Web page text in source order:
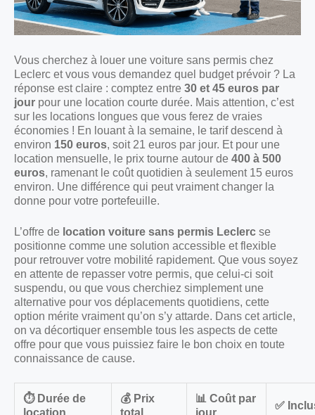
Vous cherchez à louer une voiture sans permis chez
Leclerc et vous vous demandez quel budget prévoir ? La
réponse est claire : comptez entre 30 et 45 euros par
jour pour une location courte durée. Mais attention, c’est
sur les locations longues que vous ferez de vraies
économies ! En louant à la semaine, le tarif descend à
environ 150 euros, soit 21 euros par jour. Et pour une
location mensuelle, le prix tourne autour de 400 à 500
euros, ramenant le coût quotidien à seulement 15 euros
environ. Une différence qui peut vraiment changer la
donne pour votre portefeuille.
L’offre de location voiture sans permis Leclerc se
positionne comme une solution accessible et flexible
pour retrouver votre mobilité rapidement. Que vous soyez
en attente de repasser votre permis, que celui-ci soit
suspendu, ou que vous cherchiez simplement une
alternative pour vos déplacements quotidiens, cette
option mérite vraiment qu’on s’y attarde. Dans cet article,
on va décortiquer ensemble tous les aspects de cette
offre pour que vous puissiez faire le bon choix en toute
connaissance de cause.
⏱️ Durée de
💰 Prix
📊 Coût par
✅